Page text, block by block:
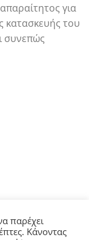
για
κατασκευής του
συνεπώς
παρέχει
Κάνοντας